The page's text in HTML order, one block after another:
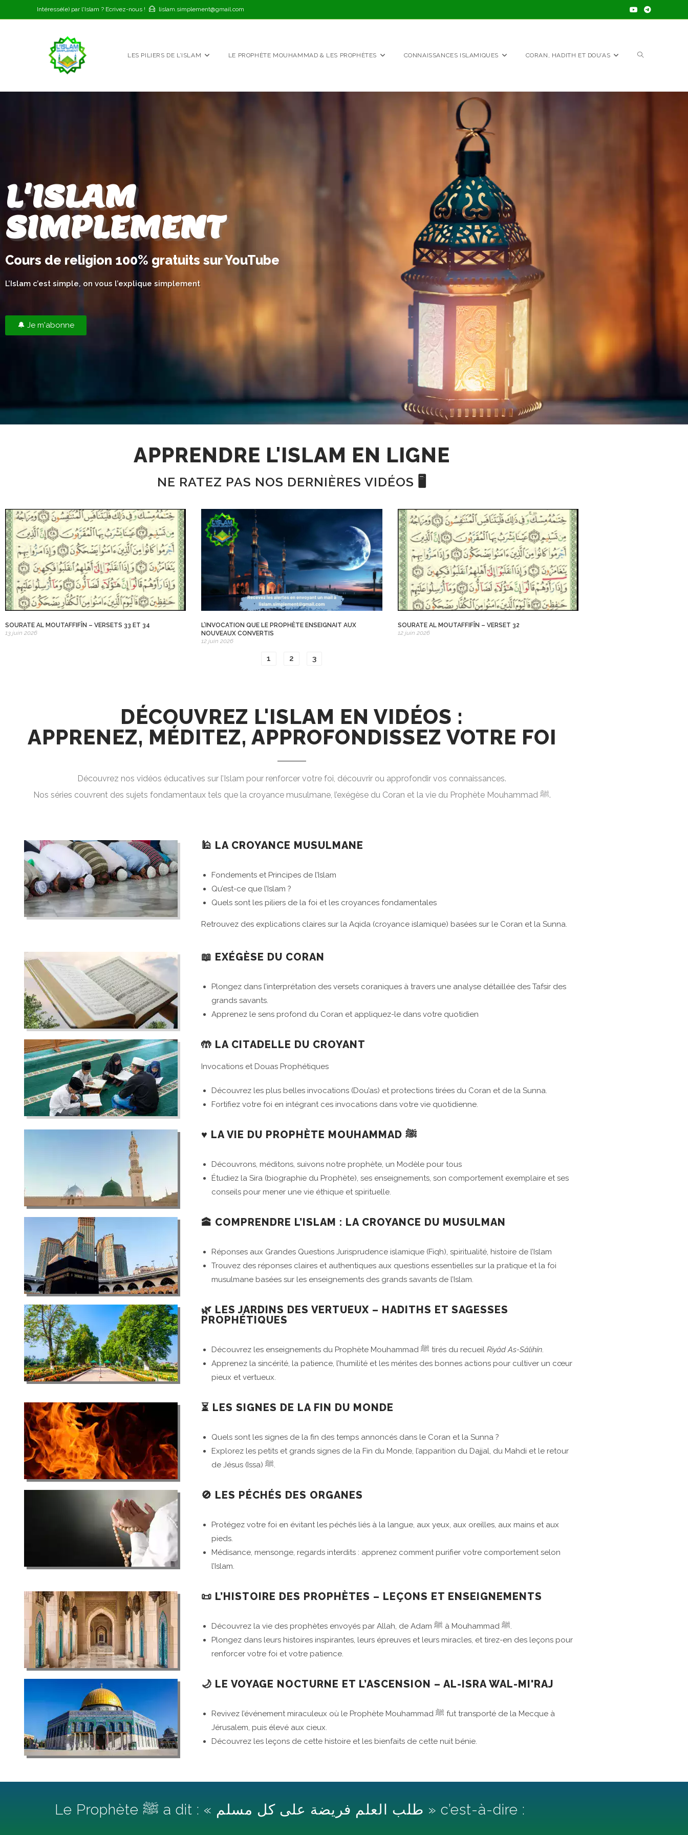
Intéressé(e) par l'Islam ? Ecrivez-nous ! lislam.simplement@gmail.com
LES PILIERS DE L’ISLAM LE PROPHÈTE MOUHAMMAD & LES PROPHÈTES CONNAISSANCES ISLAMIQUES CORAN, HADITH ET DOU’AS
L'ISLAM
SIMPLEMENT
Cours de religion 100% gratuits sur YouTube
L’Islam c’est simple, on vous l’explique simplement
🔔 Je m'abonne
APPRENDRE L'ISLAM EN LIGNE
NE RATEZ PAS NOS DERNIÈRES VIDÉOS 🖥️
SOURATE AL MOUTAFFIFÎN – VERSETS 33 ET 34
13 juin 2026
L’INVOCATION QUE LE PROPHÈTE ENSEIGNAIT AUX
NOUVEAUX CONVERTIS
12 juin 2026
SOURATE AL MOUTAFFIFÎN – VERSET 32
12 juin 2026
1 2 3
DÉCOUVREZ L'ISLAM EN VIDÉOS :
APPRENEZ, MÉDITEZ, APPROFONDISSEZ VOTRE FOI
Découvrez nos vidéos éducatives sur l’Islam pour renforcer votre foi, découvrir ou approfondir vos connaissances.
Nos séries couvrent des sujets fondamentaux tels que la croyance musulmane, l’exégèse du Coran et la vie du Prophète Mouhammad ﷺ.
🕌 LA CROYANCE MUSULMANE
Fondements et Principes de l’Islam
Qu’est-ce que l’Islam ?
Quels sont les piliers de la foi et les croyances fondamentales
Retrouvez des explications claires sur la Aqida (croyance islamique) basées sur le Coran et la Sunna.
📖 EXÉGÈSE DU CORAN
Plongez dans l’interprétation des versets coraniques à travers une analyse détaillée des Tafsir des
grands savants.
Apprenez le sens profond du Coran et appliquez-le dans votre quotidien
🤲 LA CITADELLE DU CROYANT
Invocations et Douas Prophétiques
Découvrez les plus belles invocations (Dou’as) et protections tirées du Coran et de la Sunna.
Fortifiez votre foi en intégrant ces invocations dans votre vie quotidienne.
♥️ LA VIE DU PROPHÈTE MOUHAMMAD ﷺ
Découvrons, méditons, suivons notre prophète, un Modèle pour tous
Étudiez la Sira (biographie du Prophète), ses enseignements, son comportement exemplaire et ses
conseils pour mener une vie éthique et spirituelle.
🕋 COMPRENDRE L’ISLAM : LA CROYANCE DU MUSULMAN
Réponses aux Grandes Questions Jurisprudence islamique (Fiqh), spiritualité, histoire de l’Islam
Trouvez des réponses claires et authentiques aux questions essentielles sur la pratique et la foi
musulmane basées sur les enseignements des grands savants de l’Islam.
🌿 LES JARDINS DES VERTUEUX – HADITHS ET SAGESSES
PROPHÉTIQUES
Découvrez les enseignements du Prophète Mouhammad ﷺ tirés du recueilRiyâd As-Sâlihîn.
Apprenez la sincérité, la patience, l’humilité et les mérites des bonnes actions pour cultiver un cœur
pieux et vertueux.
⏳ LES SIGNES DE LA FIN DU MONDE
Quels sont les signes de la fin des temps annoncés dans le Coran et la Sunna ?
Explorez les petits et grands signes de la Fin du Monde, l’apparition du Dajjal, du Mahdi et le retour
de Jésus (Issa) ﷺ.
🚫 LES PÉCHÉS DES ORGANES
Protégez votre foi en évitant les péchés liés à la langue, aux yeux, aux oreilles, aux mains et aux
pieds.
Médisance, mensonge, regards interdits : apprenez comment purifier votre comportement selon
l’Islam.
📜 L’HISTOIRE DES PROPHÈTES – LEÇONS ET ENSEIGNEMENTS
Découvrez la vie des prophètes envoyés par Allah, de Adam ﷺ à Mouhammad ﷺ.
Plongez dans leurs histoires inspirantes, leurs épreuves et leurs miracles, et tirez-en des leçons pour
renforcer votre foi et votre patience.
🌙 LE VOYAGE NOCTURNE ET L’ASCENSION – AL-ISRA WAL-MI'RAJ
Revivez l’événement miraculeux où le Prophète Mouhammad ﷺ fut transporté de la Mecque à
Jérusalem, puis élevé aux cieux.
Découvrez les leçons de cette histoire et les bienfaits de cette nuit bénie.
Le Prophète ﷺ a dit : « طلب العلم فريضة على كل مسلم » c’est-à-dire :